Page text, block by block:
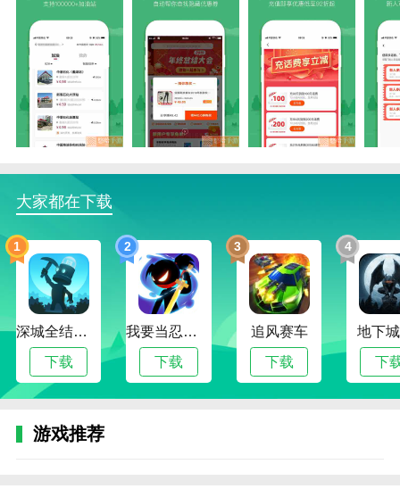
618返利亮点
1.可以用来购物结算，可以为大家节省不少开支。新用
户也可以通过注册获得许多优惠券。
2.618返利可以省不少钱，新用户也可以有机会在零元
区买东西。
3.可以放心超低价格下单。你也可以和你的朋友分享商
品或优惠券。
618返利优势
1.每天都有一些专属的通关活动618返利供每一位消费
者参与。
2.平台是精心挑选的同城优质商家，然后你就可以体验
同城便捷购物了。
3.包含各类商品，在手机上可以清晰搜索找到，享受一
键下单和体验。
618返利函数
大家都在下载
1
深城全结局解锁版
下载
2
我要当忍者无限金币版
下载
3
追风赛车
下载
4
地下
下
游戏推荐